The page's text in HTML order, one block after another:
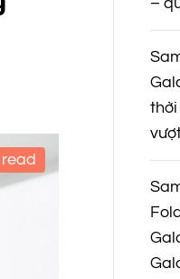
read
thời